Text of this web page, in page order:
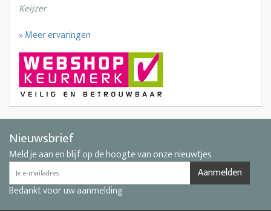
Keijzer
» Meer ervaringen
Nieuwsbrief
Meld je aan en blijf op de hoogte van onze nieuwtjes
Aanmelden
Bedankt voor uw aanmelding